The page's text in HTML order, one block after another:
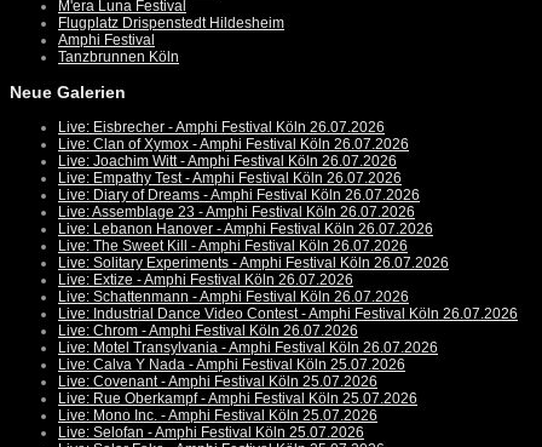
M'era Luna Festival
Flugplatz Drispenstedt Hildesheim
Amphi Festival
Tanzbrunnen Köln
Neue Galerien
Live: Eisbrecher - Amphi Festival Köln 26.07.2026
Live: Clan of Xymox - Amphi Festival Köln 26.07.2026
Live: Joachim Witt - Amphi Festival Köln 26.07.2026
Live: Empathy Test - Amphi Festival Köln 26.07.2026
Live: Diary of Dreams - Amphi Festival Köln 26.07.2026
Live: Assemblage 23 - Amphi Festival Köln 26.07.2026
Live: Lebanon Hanover - Amphi Festival Köln 26.07.2026
Live: The Sweet Kill - Amphi Festival Köln 26.07.2026
Live: Solitary Experiments - Amphi Festival Köln 26.07.2026
Live: Extize - Amphi Festival Köln 26.07.2026
Live: Schattenmann - Amphi Festival Köln 26.07.2026
Live: Industrial Dance Video Contest - Amphi Festival Köln 26.07.2026
Live: Chrom - Amphi Festival Köln 26.07.2026
Live: Motel Transylvania - Amphi Festival Köln 26.07.2026
Live: Calva Y Nada - Amphi Festival Köln 25.07.2026
Live: Covenant - Amphi Festival Köln 25.07.2026
Live: Rue Oberkampf - Amphi Festival Köln 25.07.2026
Live: Mono Inc. - Amphi Festival Köln 25.07.2026
Live: Selofan - Amphi Festival Köln 25.07.2026